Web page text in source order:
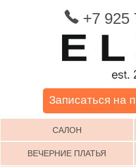
+7 925
Записаться на
САЛОН
ВЕЧЕРНИЕ ПЛАТЬЯ